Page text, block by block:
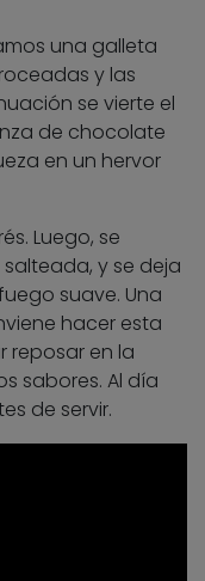
una galleta
y las
se vierte el
de chocolate
en un hervor
Luego, se
y se deja
suave. Una
hacer esta
reposar en la
sabores. Al día
de servir.